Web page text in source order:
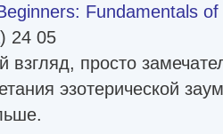
Fundamentals
) 24 05
взгляд, просто
эзотерической